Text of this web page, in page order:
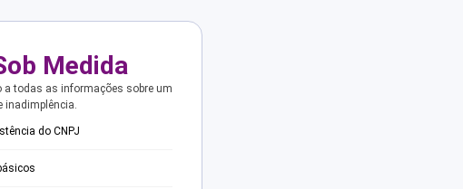
Medida
a todas as informações sobre um
inadimplência.
do CNPJ